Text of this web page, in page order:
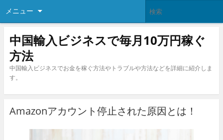
メニュー
中国輸入ビジネスで毎月10万円稼ぐ
方法
中国輸入ビジネスでお金を稼ぐ方法やトラブルや方法などを詳細に紹介しま
す。
Amazonアカウント停止された原因とは！